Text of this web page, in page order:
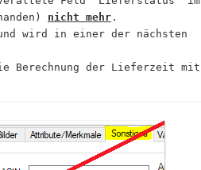
nicht mehr .
Berechnung der Lieferzeit mit